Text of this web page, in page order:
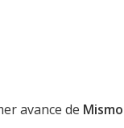
avance de